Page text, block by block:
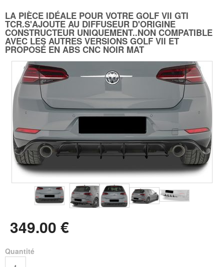
LA PIÈCE IDÉALE POUR VOTRE GOLF VII GTI
TCR.S'AJOUTE AU DIFFUSEUR D'ORIGINE
CONSTRUCTEUR UNIQUEMENT..NON COMPATIBLE
AVEC LES AUTRES VERSIONS GOLF VII ET
PROPOSÉ EN ABS CNC NOIR MAT
349.00 €
Quantité